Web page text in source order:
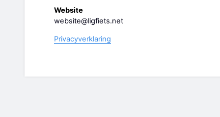
Website
website@ligfiets.net
Privacyverklaring